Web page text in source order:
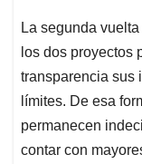
La segunda
los dos proyectos
transparencia sus
límites. De esa
permanecen
contar con